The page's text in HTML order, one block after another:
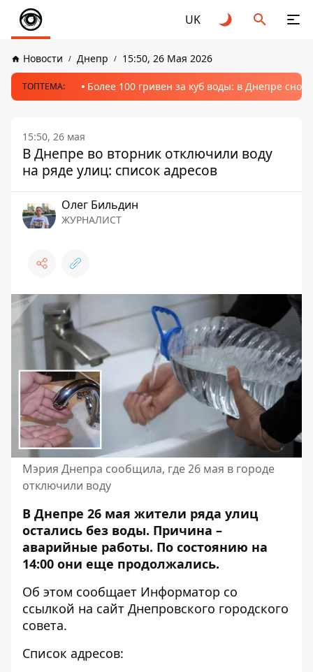
UK
Новости Днепр 15:50, 26 Мая 2026
ТОПТЕМА: Более 100 гривен за куб воды: в Днепре
15:50, 26 мая
В Днепре во вторник отключили воду
на ряде улиц: список адресов
Олег Бильдин
ЖУРНАЛИСТ
Мэрия Днепра сообщила, где 26 мая в городе
отключили воду
В Днепре 26 мая жители ряда улиц
остались без воды. Причина –
аварийные работы. По состоянию на
14:00 они еще продолжались.
Об этом сообщает Информатор со
ссылкой на сайт Днепровского городского
совета.
Список адресов: